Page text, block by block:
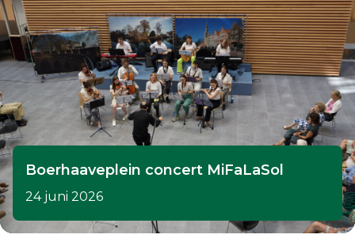
Boerhaaveplein concert MiFaLaSol
24 juni 2026